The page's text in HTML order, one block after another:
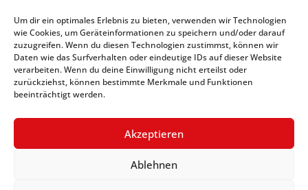
Um dir ein optimales Erlebnis zu bieten, verwenden wir Technologien
wie Cookies, um Geräteinformationen zu speichern und/oder darauf
zuzugreifen. Wenn du diesen Technologien zustimmst, können wir
Daten wie das Surfverhalten oder eindeutige IDs auf dieser Website
verarbeiten. Wenn du deine Einwilligung nicht erteilst oder
zurückziehst, können bestimmte Merkmale und Funktionen
beeinträchtigt werden.
Akzeptieren
Ablehnen